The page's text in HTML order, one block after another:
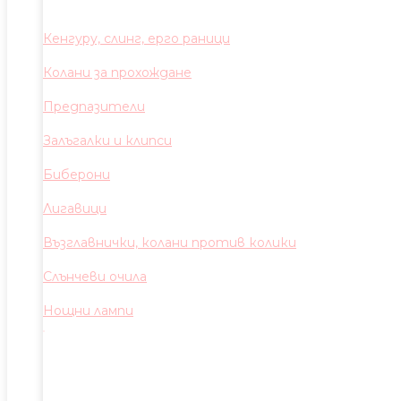
Кенгуру, слинг, ерго раници
Колани за прохождане
Предпазители
Залъгалки и клипси
Биберони
Лигавици
Възглавнички, колани против колики
Слънчеви очила
Нощни лампи